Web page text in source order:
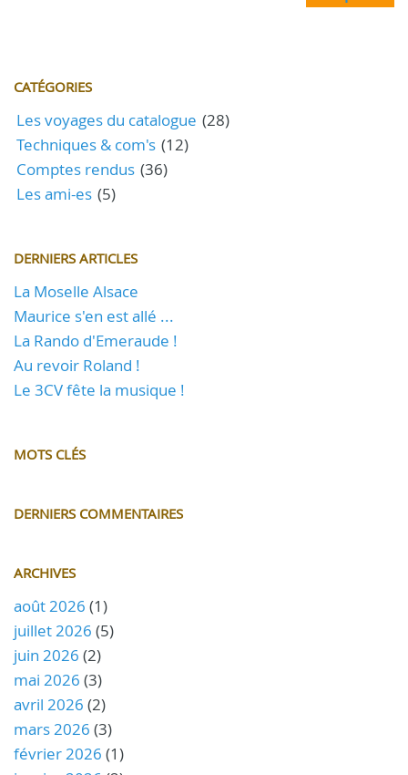
CATÉGORIES
Les voyages du catalogue (28)
Techniques & com's (12)
Comptes rendus (36)
Les ami-es (5)
DERNIERS ARTICLES
La Moselle Alsace
Maurice s'en est allé ...
La Rando d'Emeraude !
Au revoir Roland !
Le 3CV fête la musique !
MOTS CLÉS
DERNIERS COMMENTAIRES
ARCHIVES
août 2026 (1)
juillet 2026 (5)
juin 2026 (2)
mai 2026 (3)
avril 2026 (2)
mars 2026 (3)
février 2026 (1)